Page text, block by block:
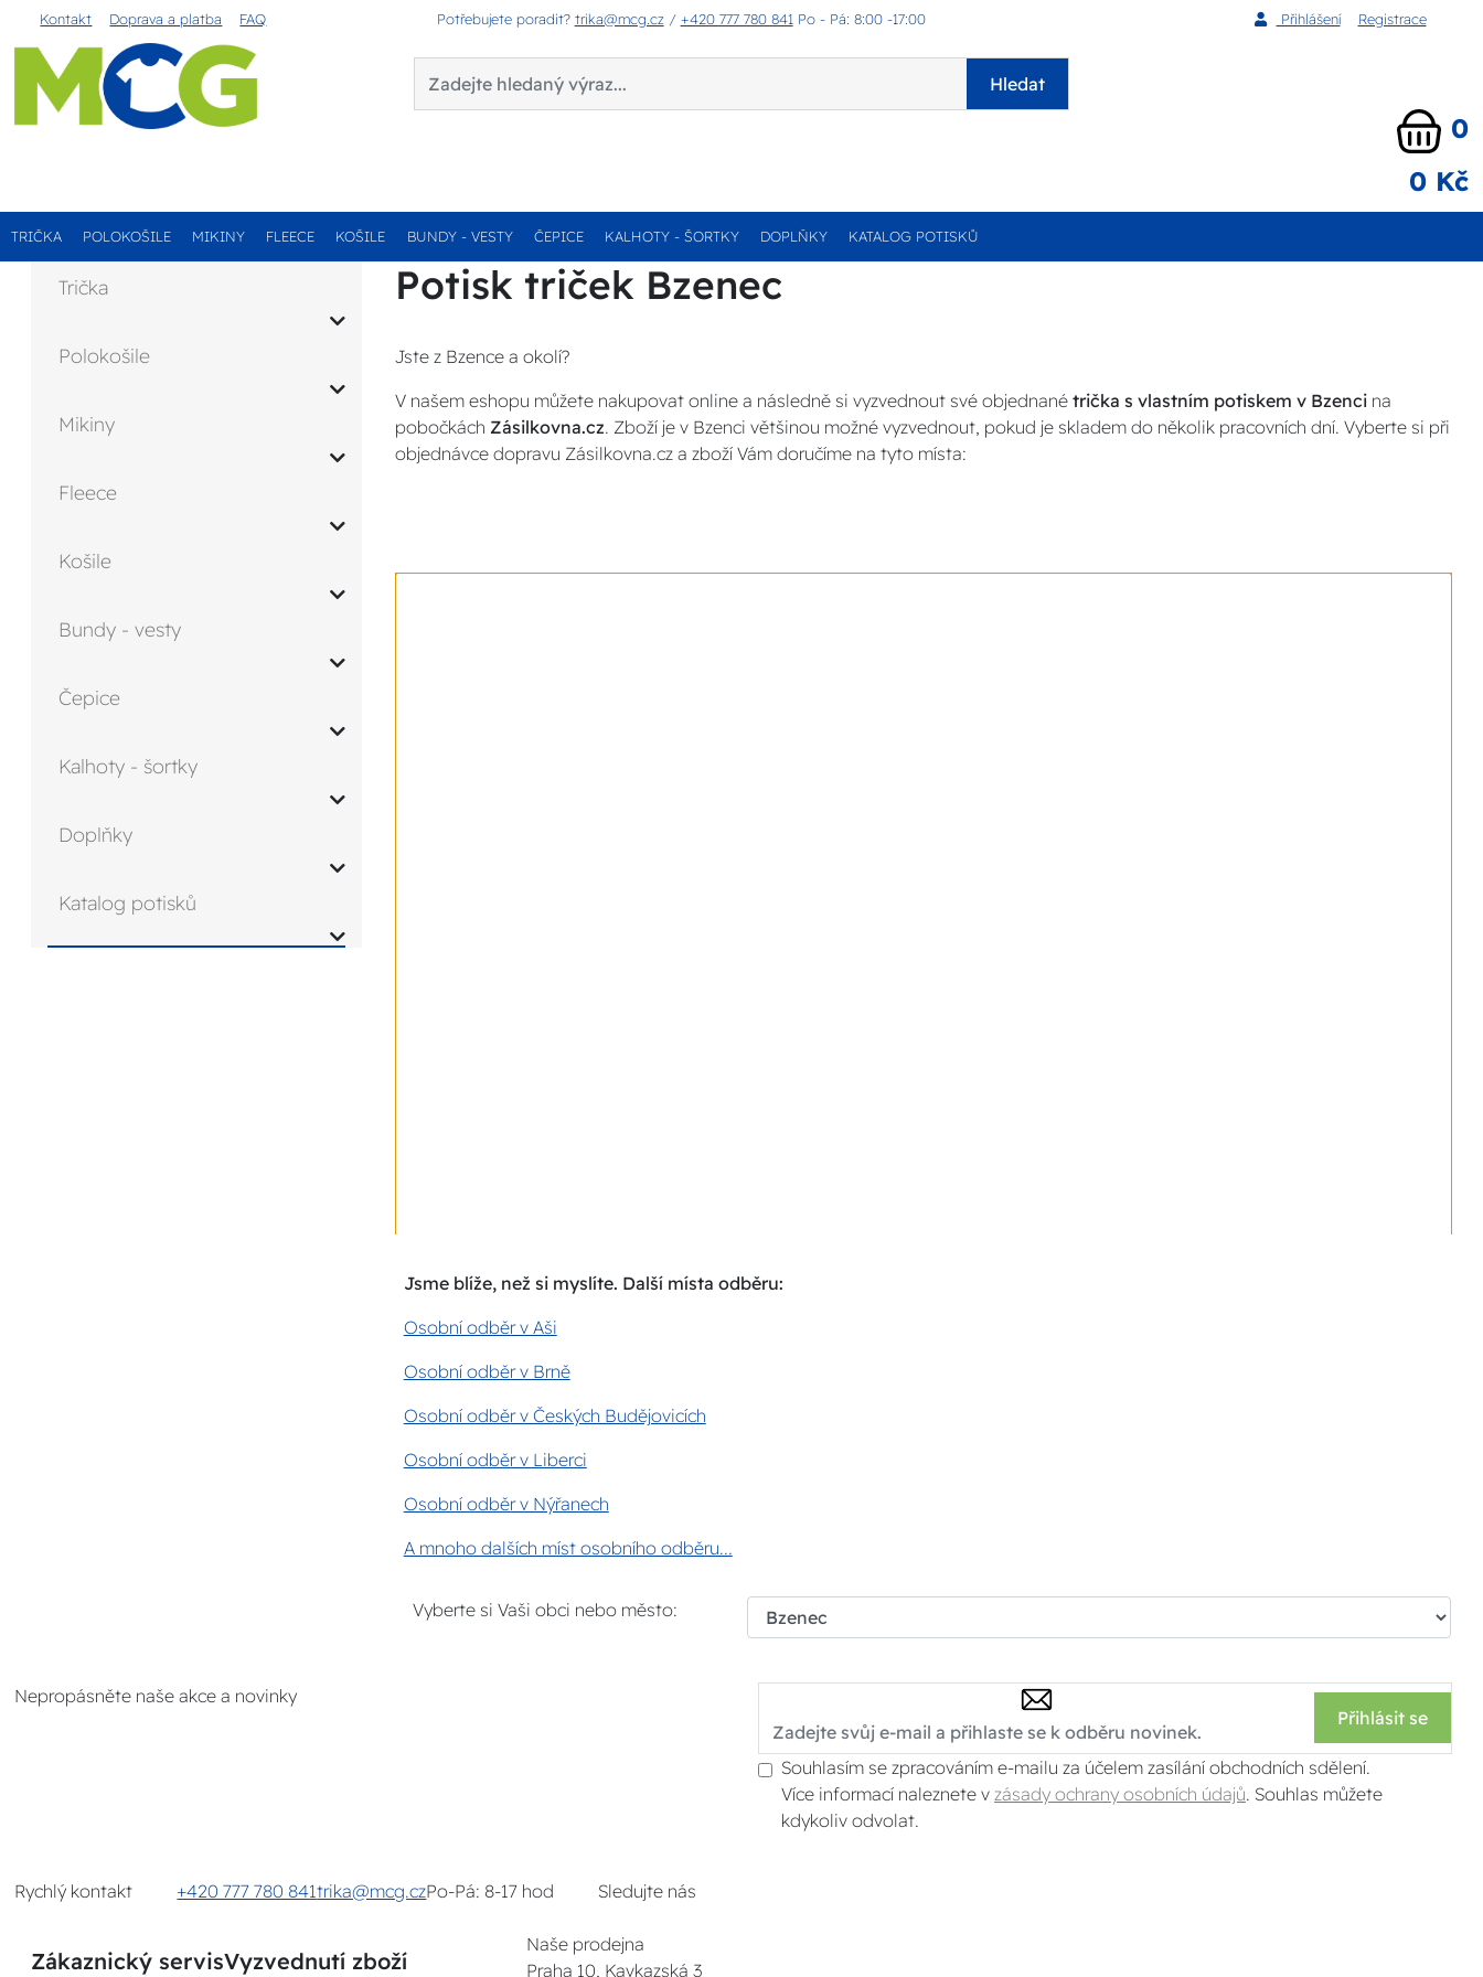
Kontakt Doprava a platba FAQ Potřebujete poradit? trika@mcg.cz / +420 777 780 841 Po - Pá: 8:00 -17:00 Přihlášení Registrace
Hledat
0
0 Kč
TRIČKA POLOKOŠILE MIKINY FLEECE KOŠILE BUNDY - VESTY ČEPICE KALHOTY - ŠORTKY DOPLŇKY KATALOG POTISKŮ
Trička
Polokošile
Mikiny
Fleece
Košile
Bundy - vesty
Čepice
Kalhoty - šortky
Doplňky
Katalog potisků
Potisk triček Bzenec
Jste z Bzence a okolí?
V našem eshopu můžete nakupovat online a následně si vyzvednout své objednanétrička s vlastním potiskem v Bzencina
pobočkách Zásilkovna.cz. Zboží je v Bzenci většinou možné vyzvednout, pokud je skladem do několik pracovních dní. Vyberte si při
objednávce dopravu Zásilkovna.cz a zboží Vám doručíme na tyto místa:
Jsme blíže, než si myslíte. Další místa odběru:
Osobní odběr v Aši
Osobní odběr v Brně
Osobní odběr v Českých Budějovicích
Osobní odběr v Liberci
Osobní odběr v Nýřanech
A mnoho dalších míst osobního odběru...
Vyberte si Vaši obci nebo město:
Nepropásněte naše akce a novinky
Přihlásit se
Souhlasím se zpracováním e-mailu za účelem zasílání obchodních sdělení.
Více informací naleznete v zásady ochrany osobních údajů. Souhlas můžete
kdykoliv odvolat.
Rychlý kontakt +420 777 780 841trika@mcg.czPo-Pá: 8-17 hod Sledujte nás
Zákaznický servisVyzvednutí zboží
Naše prodejna
Praha 10, Kavkazská 3